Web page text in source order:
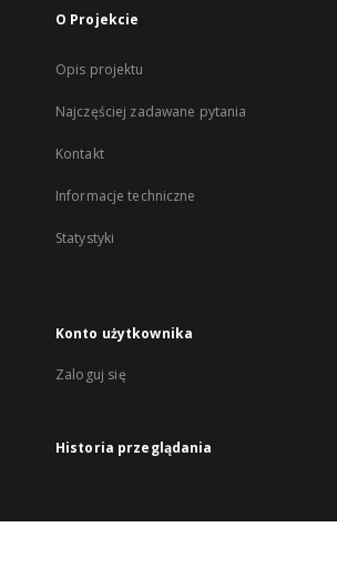
O Projekcie
Opis projektu
Najczęściej zadawane pytania
Kontakt
Informacje techniczne
Statystyki
Konto użytkownika
Zaloguj się
Historia przeglądania